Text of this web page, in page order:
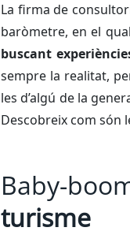
La firma de
baròmetre, en el
buscant
sempre la realitat,
les d’algú de la
Descobreix com són
Baby-
turisme